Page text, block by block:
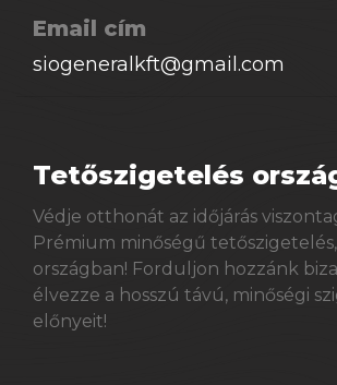
Email cím
siogeneralkft@gmail.com
Tetőszigetelés
Védje otthonát az időjárás
Prémium minőségű
országban! Forduljon hozzánk
élvezze a hosszú távú, minőségi
előnyeit!